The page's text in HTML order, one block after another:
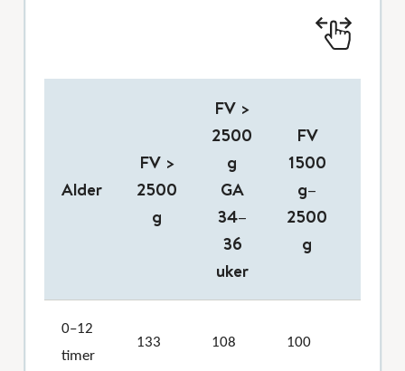
Alder
FV >
2500
g
FV >
2500
g
GA
34–
36
uker
FV
1500
g–
2500
g
0–12
timer
133 108 100